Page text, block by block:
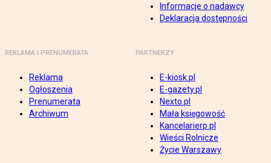
Informacje o nadawcy
Deklaracja dostępności
REKLAMA I PRENUMERATA
Reklama
Ogłoszenia
Prenumerata
Archiwum
PARTNERZY
E-kiosk.pl
E-gazety.pl
Nexto.pl
Mała księgowość
Kancelarierp.pl
Wieści Rolnicze
Życie Warszawy